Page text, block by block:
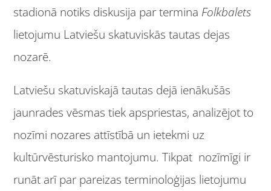
stadionā notiks diskusija par termina Folkbalets
lietojumu Latviešu skatuviskās tautas dejas
nozarē.
Latviešu skatuviskajā tautas dejā ienākušās
jaunrades vēsmas tiek apspriestas, analizējot to
nozīmi nozares attīstībā un ietekmi uz
kultūrvēsturisko mantojumu. Tikpat nozīmīgi ir
runāt arī par pareizas terminoloģijas lietojumu